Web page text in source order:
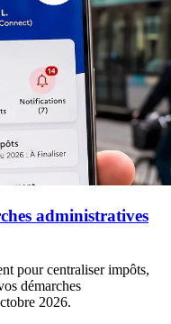
administratives
pour centraliser impôts,
démarches
2026.